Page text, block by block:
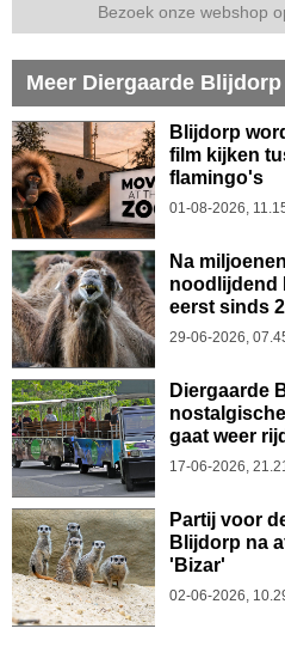
Bezoek onze webshop
Meer Diergaarde
Blijdorp
film kijken
flamingo's
01-08-2026,
Na
noodlijdend
eerst sinds
29-06-2026,
Diergaarde
gaat weer
17-06-2026,
Partij voor
Blijdorp na
'Bizar'
02-06-2026,